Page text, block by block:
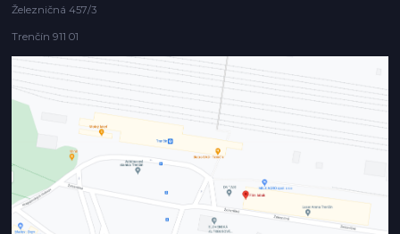
Železničná 457/3
Trenčín 911 01